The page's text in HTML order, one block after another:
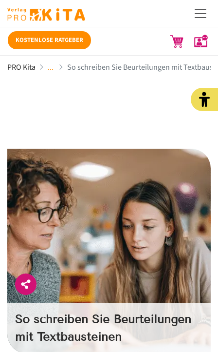
KOSTENLOSE RATGEBER
PRO Kita So schreiben Sie Beurteilungen mit
So schreiben Sie Beurteilungen
mit Textbausteinen